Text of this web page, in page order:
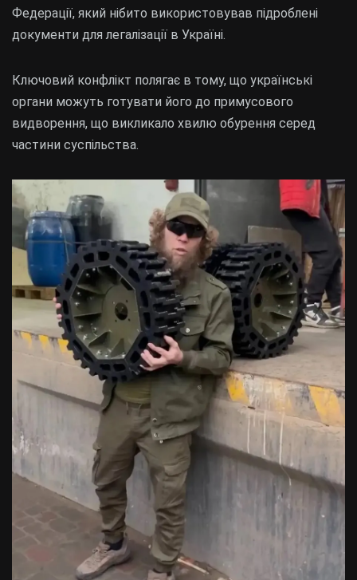
Федерації, який нібито використовував підроблені
документи для легалізації в Україні.
Ключовий конфлікт полягає в тому, що українські
органи можуть готувати його до примусового
видворення, що викликало хвилю обурення серед
частини суспільства.